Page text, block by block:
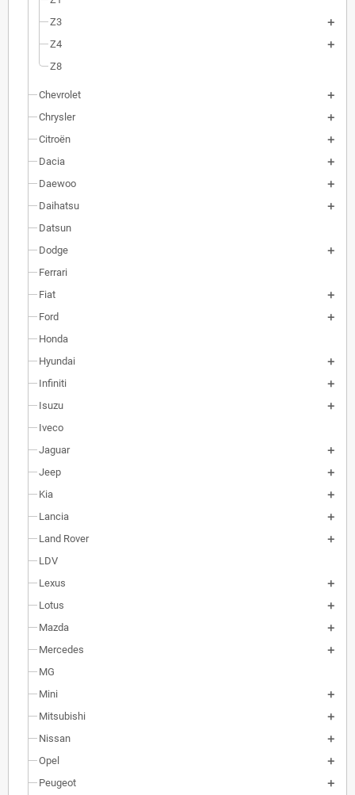
Z3
Z4
Z8
Chevrolet
Chrysler
Citroën
Dacia
Daewoo
Daihatsu
Datsun
Dodge
Ferrari
Fiat
Ford
Honda
Hyundai
Infiniti
Isuzu
Iveco
Jaguar
Jeep
Kia
Lancia
Land Rover
LDV
Lexus
Lotus
Mazda
Mercedes
MG
Mini
Mitsubishi
Nissan
Opel
Peugeot